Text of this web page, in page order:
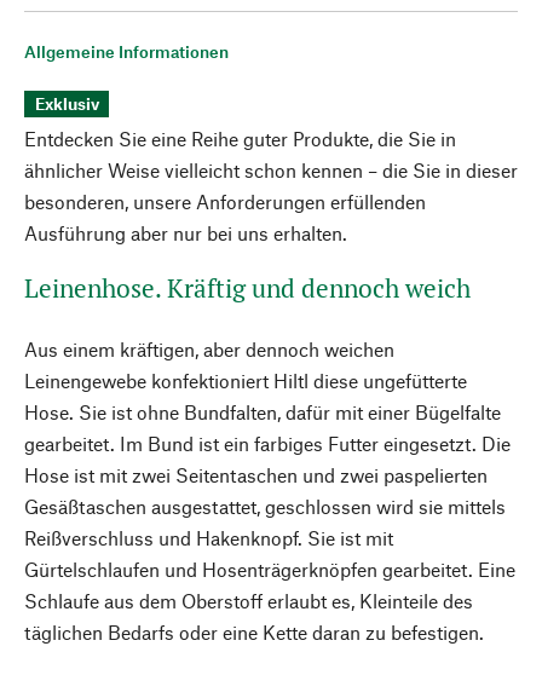
Allgemeine Informationen
Exklusiv
Entdecken Sie eine Reihe guter Produkte, die Sie in
ähnlicher Weise vielleicht schon kennen – die Sie in dieser
besonderen, unsere Anforderungen erfüllenden
Ausführung aber nur bei uns erhalten.
Leinenhose. Kräftig und dennoch weich
Aus einem kräftigen, aber dennoch weichen
Leinengewebe konfektioniert Hiltl diese ungefütterte
Hose. Sie ist ohne Bundfalten, dafür mit einer Bügelfalte
gearbeitet. Im Bund ist ein farbiges Futter eingesetzt. Die
Hose ist mit zwei Seitentaschen und zwei paspelierten
Gesäßtaschen ausgestattet, geschlossen wird sie mittels
Reißverschluss und Hakenknopf. Sie ist mit
Gürtelschlaufen und Hosenträgerknöpfen gearbeitet. Eine
Schlaufe aus dem Oberstoff erlaubt es, Kleinteile des
täglichen Bedarfs oder eine Kette daran zu befestigen.